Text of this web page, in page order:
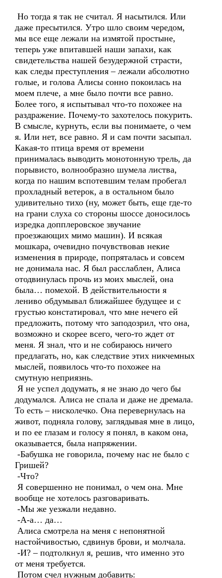
Но тогда я так не считал. Я насытился. Или
даже пресытился. Утро шло своим чередом,
мы все еще лежали на измятой простыне,
теперь уже впитавшей наши запахи, как
свидетельства нашей безудержной страсти,
как следы преступления – лежали абсолютно
голые, и голова Алисы сонно покоилась на
моем плече, а мне было почти все равно.
Более того, я испытывал что-то похожее на
раздражение. Почему-то захотелось покурить.
В смысле, курнуть, если вы понимаете, о чем
я. Или нет, все равно. Я и сам почти засыпал.
Какая-то птица время от времени
принималась выводить монотонную трель, да
порывисто, волнообразно шумела листва,
когда по нашим вспотевшим телам пробегал
прохладный ветерок, а в остальном было
удивительно тихо (ну, может быть, еще где-то
на грани слуха со стороны шоссе доносилось
изредка допплеровское звучание
проезжающих мимо машин). И всякая
мошкара, очевидно почувствовав некие
изменения в природе, попряталась и совсем
не донимала нас. Я был расслаблен, Алиса
отодвинулась прочь из моих мыслей, она
была… помехой. В действительности я
лениво обдумывал ближайшее будущее и с
грустью констатировал, что мне нечего ей
предложить, потому что заподозрил, что она,
возможно и скорее всего, чего-то ждет от
меня. Я знал, что и не собираюсь ничего
предлагать, но, как следствие этих никчемных
мыслей, появилось что-то похожее на
смутную неприязнь.
Я не успел додумать, я не знаю до чего бы
додумался. Алиса не спала и даже не дремала.
То есть – нисколечко. Она перевернулась на
живот, подняла голову, заглядывая мне в лицо,
и по ее глазам и голосу я понял, в каком она,
оказывается, была напряжении.
-Бабушка не говорила, почему нас не было с
Гришей?
-Что?
Я совершенно не понимал, о чем она. Мне
вообще не хотелось разговаривать.
-Мы же уезжали недавно.
-А-а… да…
Алиса смотрела на меня с непонятной
настойчивостью, сдвинув брови, и молчала.
-И? – подтолкнул я, решив, что именно это
от меня требуется.
Потом счел нужным добавить: